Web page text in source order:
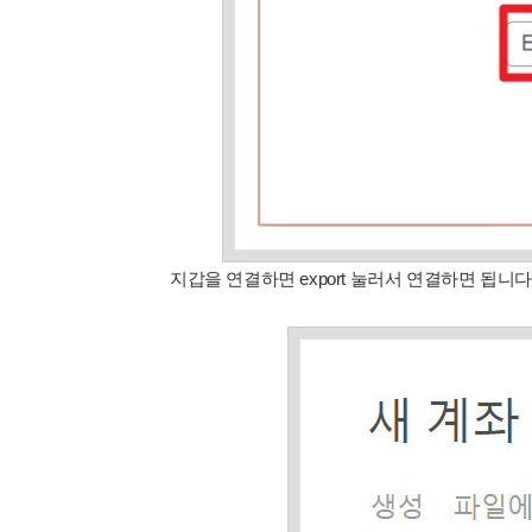
지갑을 연결하면 export 눌러서 연결하면 됩니